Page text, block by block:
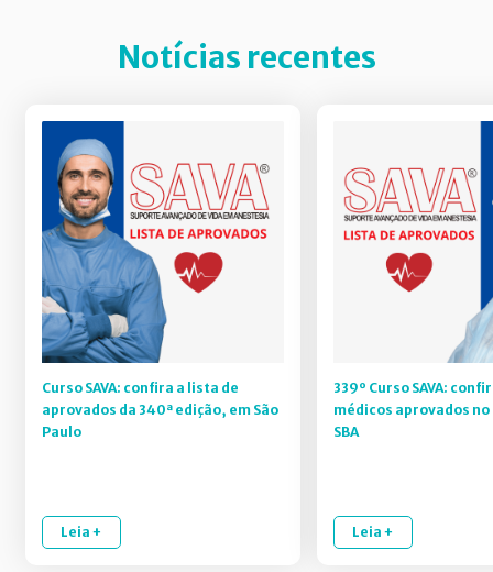
Notícias recentes
Curso SAVA: confira a lista de
aprovados da 340ª edição, em São
Paulo
Leia +
339º Curso SAVA:
médicos aprovados
SBA
Leia +